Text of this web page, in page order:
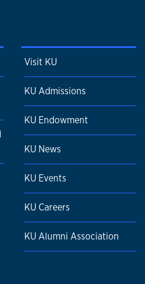
Visit KU
KU Admissions
KU Endowment
KU News
KU Events
KU Careers
KU Alumni Association